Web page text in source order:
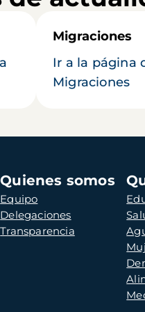
Migraciones
Ir a la página
Migraciones
Quienes somos
Equipo
Delegaciones
Transparencia